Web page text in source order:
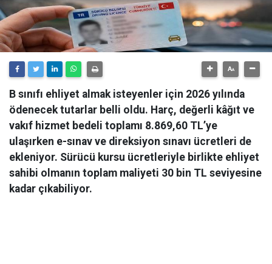
B sınıfı ehliyet almak isteyenler için 2026 yılında
ödenecek tutarlar belli oldu. Harç, değerli kâğıt ve
vakıf hizmet bedeli toplamı 8.869,60 TL’ye
ulaşırken e-sınav ve direksiyon sınavı ücretleri de
ekleniyor. Sürücü kursu ücretleriyle birlikte ehliyet
sahibi olmanın toplam maliyeti 30 bin TL seviyesine
kadar çıkabiliyor.